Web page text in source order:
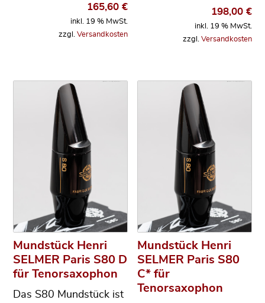
165,60 €
inkl. 19 % MwSt.
zzgl. Versandkosten
198,00 €
inkl. 19 % MwSt.
zzgl. Versandkosten
Mundstück Henri
SELMER Paris S80 D
für Tenorsaxophon
Das S80 Mundstück ist
Mundstück Henri
SELMER Paris S80
C* für
Tenorsaxophon